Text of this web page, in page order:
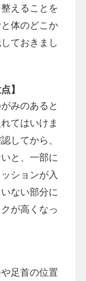
えることを
体のどこか
ておきまし
】
みのあると
てはいけま
してから、
と、一部に
ションが入
ない部分に
が高くなっ
足首の位置